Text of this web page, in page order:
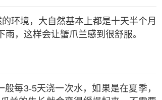
环境，大自然基本上都是十天半个月
，这样会让蟹爪兰感到很舒服。
每3-5天浇一次水，如果是在夏季，